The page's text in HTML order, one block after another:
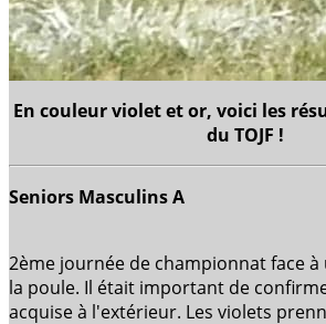
En couleur violet et or, voici les
du TOJF !
Seniors Masculins A
2ème journée de championnat face
la poule. Il était important de
acquise à l'extérieur. Les violets